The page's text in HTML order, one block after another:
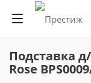
Подставка
Rose